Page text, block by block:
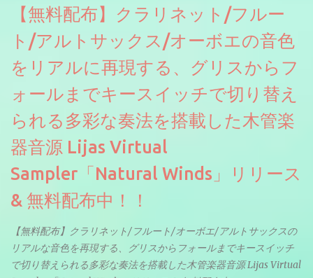
【無料配布】クラリネット/フルー
ト/アルトサックス/オーボエの音色
をリアルに再現する、グリスからフ
ォールまでキースイッチで切り替え
られる多彩な奏法を搭載した木管楽
器音源 Lijas Virtual
Sampler「Natural Winds」リリース
& 無料配布中！！
【無料配布】クラリネット/フルート/オーボエ/アルトサックスの
リアルな音色を再現する、グリスからフォールまでキースイッチ
で切り替えられる多彩な奏法を搭載した木管楽器音源 Lijas Virtual